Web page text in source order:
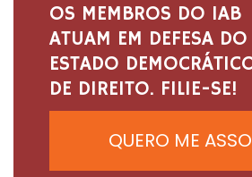
OS MEMBROS DO IAB
ATUAM EM DEFESA DO
ESTADO
DE DIREITO. FILIE-SE!
QUERO ME